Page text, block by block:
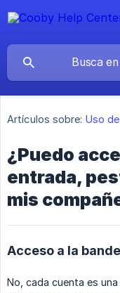
Artículos sobre: Uso
¿Puedo
entrada,
mis
Acceso a la
No, cada cuenta es